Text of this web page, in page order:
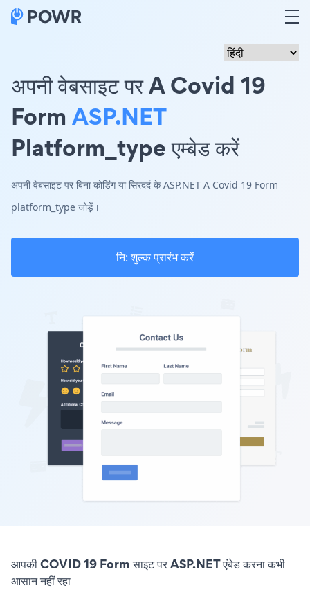
अपनी वेबसाइट पर A Covid 19
Form ASP.NET
Platform_type एम्बेड करें
अपनी वेबसाइट पर बिना कोडिंग या सिरदर्द के ASP.NET A Covid 19 Form
platform_type जोड़ें।
नि: शुल्क प्रारंभ करें
आपकी COVID 19 Form साइट पर ASP.NET एंबेड करना कभी
आसान नहीं रहा